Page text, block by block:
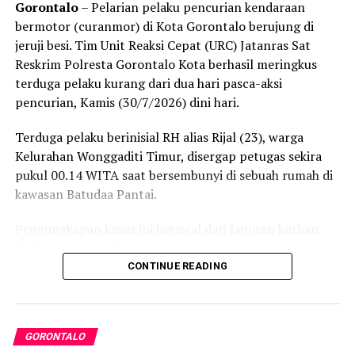
Penolakan masif yang konsisten disuarakan warga
pesisir ini berlandaskan kekhawatiran atas dampak
kerusakan lingkungan. Kehadiran industri ekstraktif di
wilayah Bonepantai, Bulawa, dan Kabila Bone dinilai
berpotensi merusak ekosistem pesisir serta perairan
mengancam ruang hidup nelayan serta petani lokal.
Rencana konsultasi publik PT CBM diprediksi bakal
mendapat perlawanan ketat dari koalisi masyarakat sipil
kelestarian ruang hidup mereka.
Gorontalo– Pelarian pelaku pencurian kendaraan
bermotor (curanmor) di Kota Gorontalo berujung di
jeruji besi. Tim Unit Reaksi Cepat (URC) Jatanras Sat
Reskrim Polresta Gorontalo Kota berhasil meringkus
terduga pelaku kurang dari dua hari pasca-aksi
pencurian, Kamis (30/7/2026) dini hari.
Terduga pelaku berinisial RH alias Rijal (23), warga
Kelurahan Wonggaditi Timur, disergap petugas sekira
pukul 00.14 WITA saat bersembunyi di sebuah rumah di
kawasan Batudaa Pantai.
Kelurahan Molosipat. Berdasarkan kronologi kejadian,
(28/7/2026) sekira pukul 22.00 WITA.
Kala itu, korban memarkirkan sepeda motor Honda Beat
CONTINUE READING
GORONTALO